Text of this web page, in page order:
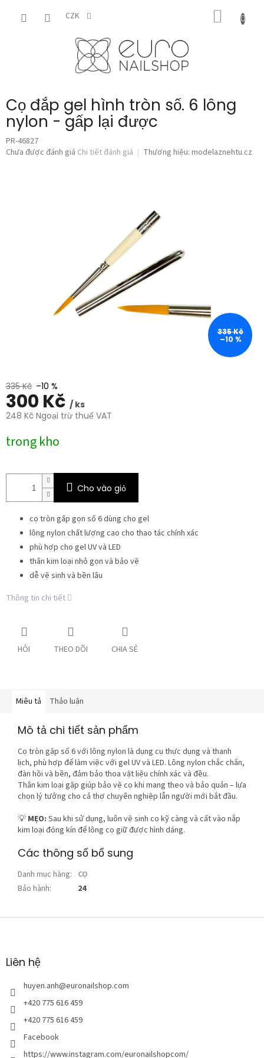
CZK
GIỎ
HÀNG
Cọ đắp gel hình tròn số. 6 lông
nylon - gấp lại được
PR-46827
Đánh
Chưa được đánh giá Chi tiết đánh giá Thương hiệu: modelaznehtu.cz
335 Kč
–10 %
335 Kč –10 %
300 Kč / ks
248 Kč Ngoại trừ thuế VAT
đo
trong kho
Cho vào giỏ
cọ tròn gấp gọn số 6 dùng cho gel
lông nylon chất lượng cao cho thao tác chính xác
phù hợp cho gel UV và LED
thân kim loại nhỏ gọn và bảo vệ
dễ vệ sinh và bền lâu
Thông tin chi tiết
HỎI THEO DÕI CHIA SẺ
Miêu tả Thảo luận
Mô tả chi tiết sản phẩm
Cọ tròn gập số 6 với lông nylon là dụng cụ thực dụng và thanh
lịch, phù hợp để làm việc với gel UV và LED. Lông nylon chắc chắn,
đàn hồi và bền, đảm bảo thoa vật liệu chính xác và đều.
Thân kim loại gập giúp bảo vệ cọ khi mang theo và bảo quản – lựa
chọn lý tưởng cho cả thợ chuyên nghiệp lẫn người mới bắt đầu.
💡 MẸO: Sau khi sử dụng, luôn vệ sinh cọ kỹ càng và cất vào nắp
kim loại đóng kín để lông cọ giữ được hình dáng.
Các thông số bổ sung
Danh mục hàng: CỌ
Bảo hành: 24
C
nLiên hệ
huyen.anh@euronailshop.com
+420 775 616 459
+420 775 616 459
Facebook
https://www.instagram.com/euronailshopcom/